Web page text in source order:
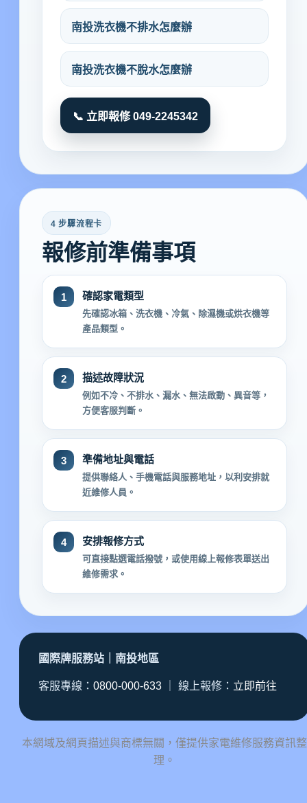
南投洗衣機不排水怎麼辦
南投洗衣機不脫水怎麼辦
📞 立即報修 049-2245342
4 步驟流程卡
報修前準備事項
1 確認家電類型
先確認冰箱、洗衣機、冷氣、除濕機或烘衣機等
產品類型。
2 描述故障狀況
例如不冷、不排水、漏水、無法啟動、異音等，
方便客服判斷。
3 準備地址與電話
提供聯絡人、手機電話與服務地址，以利安排就
近維修人員。
4 安排報修方式
可直接點選電話撥號，或使用線上報修表單送出
維修需求。
國際牌服務站｜南投地區
客服專線： 0800-000-633 ｜ 線上報修： 立即前往
本網域及網頁描述與商標無關，僅提供家電維修服務資訊整
理。